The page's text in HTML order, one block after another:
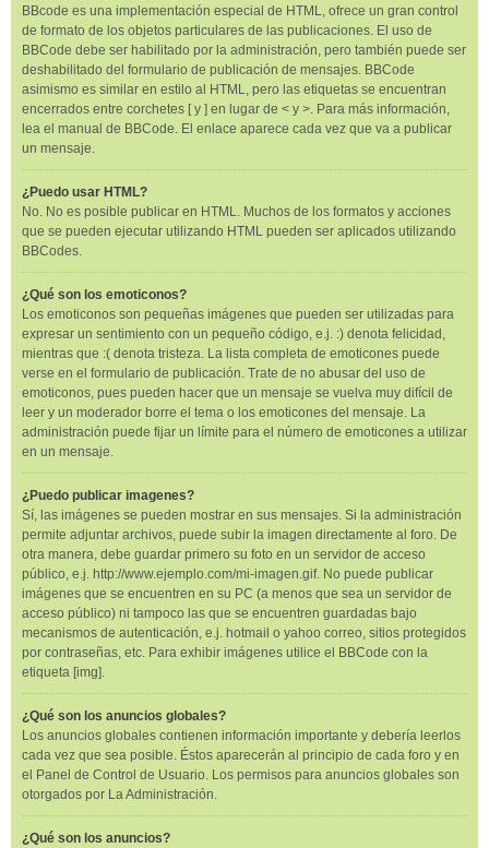
BBcode es una implementación especial de HTML, ofrece un gran control
de formato de los objetos particulares de las publicaciones. El uso de
BBCode debe ser habilitado por la administración, pero también puede ser
deshabilitado del formulario de publicación de mensajes. BBCode
asimismo es similar en estilo al HTML, pero las etiquetas se encuentran
encerrados entre corchetes [ y ] en lugar de < y >. Para más información,
lea el manual de BBCode. El enlace aparece cada vez que va a publicar
un mensaje.
¿Puedo usar HTML?
No. No es posible publicar en HTML. Muchos de los formatos y acciones
que se pueden ejecutar utilizando HTML pueden ser aplicados utilizando
BBCodes.
¿Qué son los emoticonos?
Los emoticonos son pequeñas imágenes que pueden ser utilizadas para
expresar un sentimiento con un pequeño código, e.j. :) denota felicidad,
mientras que :( denota tristeza. La lista completa de emoticones puede
verse en el formulario de publicación. Trate de no abusar del uso de
emoticonos, pues pueden hacer que un mensaje se vuelva muy difícil de
leer y un moderador borre el tema o los emoticones del mensaje. La
administración puede fijar un límite para el número de emoticones a utilizar
en un mensaje.
¿Puedo publicar imagenes?
Sí, las imágenes se pueden mostrar en sus mensajes. Si la administración
permite adjuntar archivos, puede subir la imagen directamente al foro. De
otra manera, debe guardar primero su foto en un servidor de acceso
público, e.j. http://www.ejemplo.com/mi-imagen.gif. No puede publicar
imágenes que se encuentren en su PC (a menos que sea un servidor de
acceso público) ni tampoco las que se encuentren guardadas bajo
mecanismos de autenticación, e.j. hotmail o yahoo correo, sitios protegidos
por contraseñas, etc. Para exhibir imágenes utilice el BBCode con la
etiqueta [img].
¿Qué son los anuncios globales?
Los anuncios globales contienen información importante y debería leerlos
cada vez que sea posible. Éstos aparecerán al principio de cada foro y en
el Panel de Control de Usuario. Los permisos para anuncios globales son
otorgados por La Administración.
¿Qué son los anuncios?